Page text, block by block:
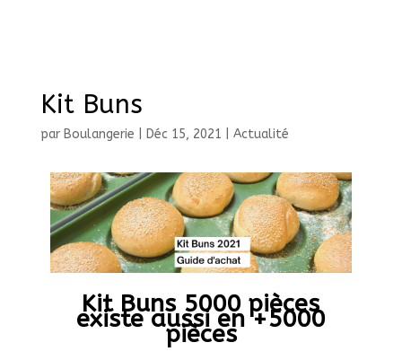
Kit Buns
par Boulangerie Déc 15, 2021 Actualité
Kit Buns 5000 pièces
existe aussi en +5000
pièces